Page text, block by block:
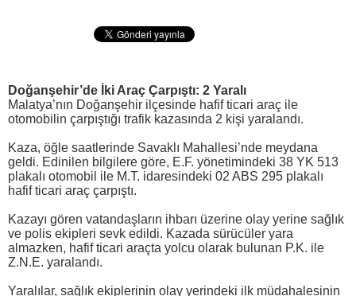
Doğanşehir’de İki Araç Çarpıştı: 2 Yaralı
Malatya’nın Doğanşehir ilçesinde hafif ticari araç ile
otomobilin çarpıştığı trafik kazasında 2 kişi yaralandı.
Kaza, öğle saatlerinde Savaklı Mahallesi’nde meydana
geldi. Edinilen bilgilere göre, E.F. yönetimindeki 38 YK 513
plakalı otomobil ile M.T. idaresindeki 02 ABS 295 plakalı
hafif ticari araç çarpıştı.
Kazayı gören vatandaşların ihbarı üzerine olay yerine sağlık
ve polis ekipleri sevk edildi. Kazada sürücüler yara
almazken, hafif ticari araçta yolcu olarak bulunan P.K. ile
Z.N.E. yaralandı.
Yaralılar, sağlık ekiplerinin olay yerindeki ilk müdahalesinin